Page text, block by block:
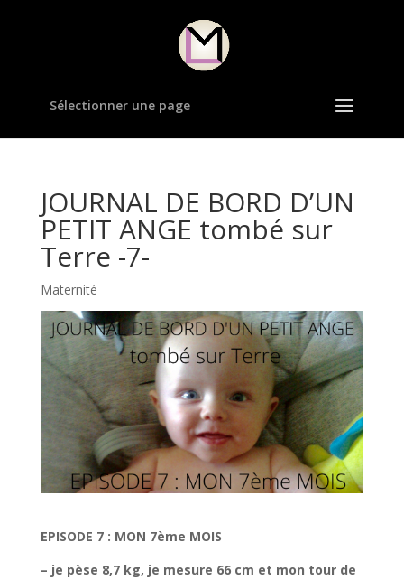
Sélectionner une page
JOURNAL DE BORD D’UN
PETIT ANGE tombé sur
Terre -7-
Maternité
EPISODE 7 : MON 7ème MOIS
– je pèse 8,7 kg, je mesure 66 cm et mon tour de